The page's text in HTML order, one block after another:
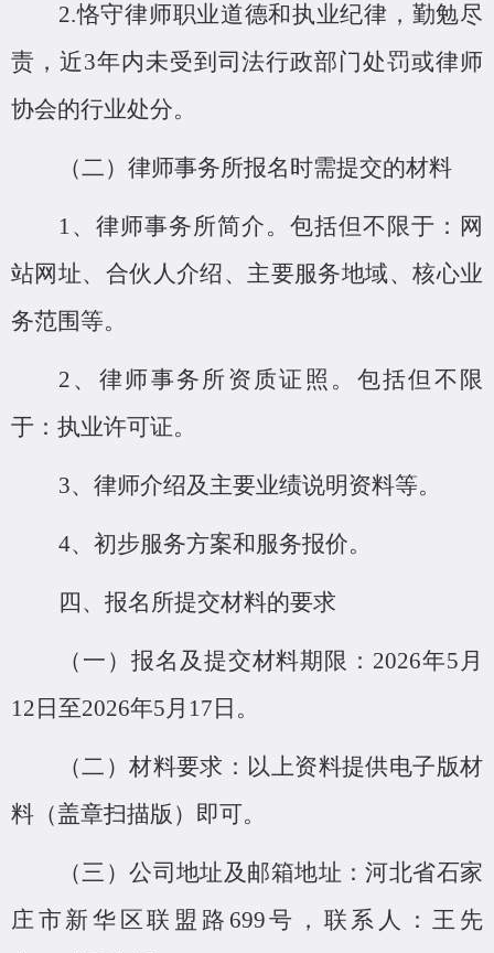
2.恪守律师职业道德和执业纪律，勤勉尽
责，近3年内未受到司法行政部门处罚或律师
协会的行业处分。
（二）律师事务所报名时需提交的材料
1、律师事务所简介。包括但不限于：网
站网址、合伙人介绍、主要服务地域、核心业
务范围等。
2、律师事务所资质证照。包括但不限
于：执业许可证。
3、律师介绍及主要业绩说明资料等。
4、初步服务方案和服务报价。
四、报名所提交材料的要求
（一）报名及提交材料期限： 2026年5月
12日至2026年5月17日。
（二）材料要求：以上资料提供电子版材
料（盖章扫描版）即可。
（三）公司地址及邮箱地址：河北省石家
庄市新华区联盟路 699号，联系人：王先